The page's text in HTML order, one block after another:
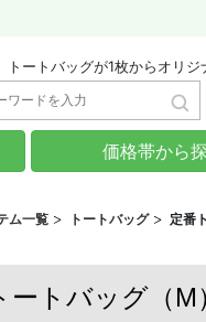
トートバッグが1枚からオリ
価格帯から
ム一覧 トートバッグ 定番
ートバッグ（